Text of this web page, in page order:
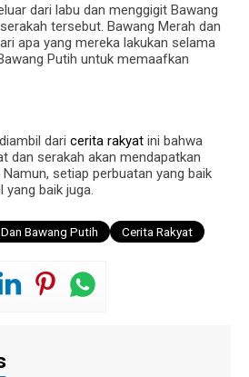
dari labu dan menggigit Bawang
tersebut. Bawang Merah dan
apa yang mereka lakukan selama
Putih untuk memaafkan
dari cerita rakyat ini bahwa
dan serakah akan mendapatkan
setiap perbuatan yang baik
baik juga.
Bawang Putih Cerita Rakyat